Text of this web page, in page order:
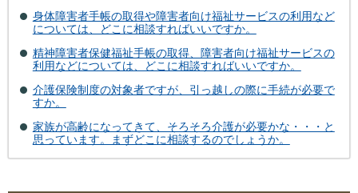
身体障害者手帳の取得や障害者向け福祉サービスの利用など
については、どこに相談すればいいですか。
精神障害者保健福祉手帳の取得、障害者向け福祉サービスの
利用などについては、どこに相談すればいいですか。
介護保険制度の対象者ですが、引っ越しの際に手続が必要で
すか。
家族が高齢になってきて、そろそろ介護が必要かな・・・と
思っています。まずどこに相談するのでしょうか。